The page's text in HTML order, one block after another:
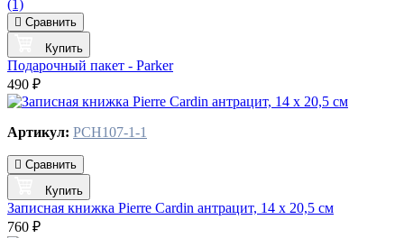
(1)
Сравнить
Купить
Подарочный пакет - Parker
490 ₽
Артикул: PCH107-1-1
Сравнить
Купить
Записная книжка Pierre Cardin антрацит, 14 х 20,5 см
760 ₽